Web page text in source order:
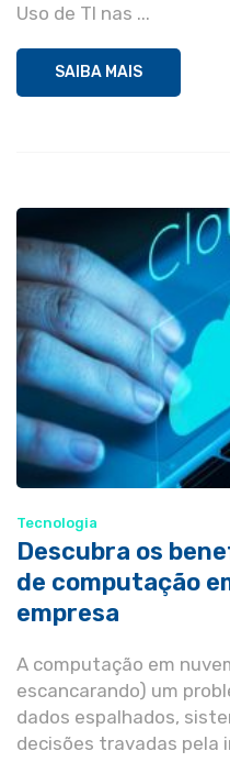
Uso de TI nas ...
SAIBA MAIS
Tecnologia
Descubra os
de computação
empresa
A computação em
escancarando) um
dados espalhados,
decisões travadas pela